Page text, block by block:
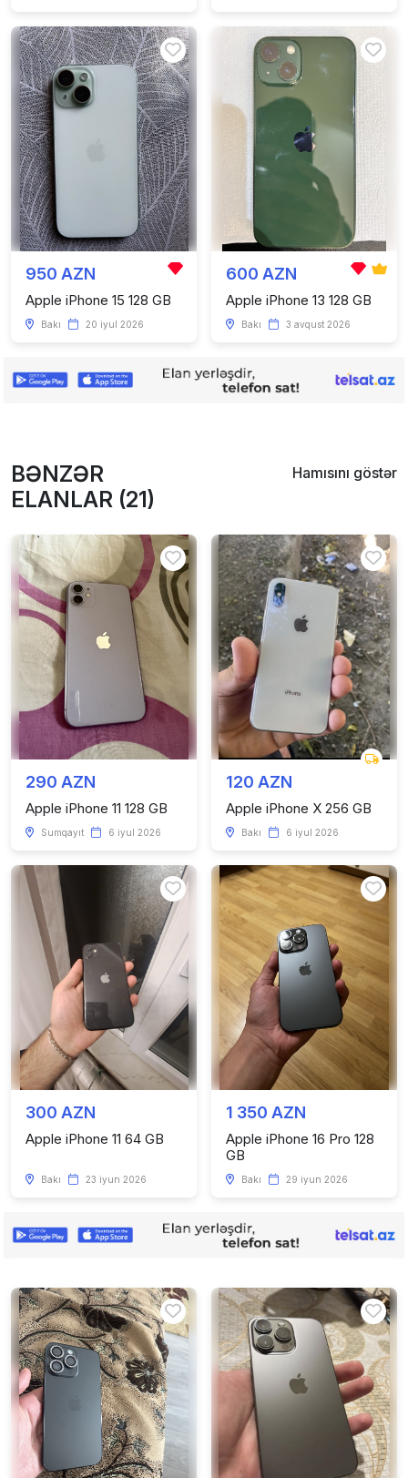
950 AZN
Apple iPhone 15 128 GB
Bakı 20 iyul 2026
600 AZN
Apple iPhone 13 128 GB
Bakı 3 avqust 2026
BƏNZƏR
ELANLAR (21)
Hamısını göstər
290 AZN
Apple iPhone 11 128 GB
Sumqayıt 6 iyul 2026
120 AZN
Apple iPhone X 256 GB
Bakı 6 iyul 2026
300 AZN
Apple iPhone 11 64 GB
Bakı 23 iyun 2026
1 350 AZN
Apple iPhone 16 Pro 128
GB
Bakı 29 iyun 2026